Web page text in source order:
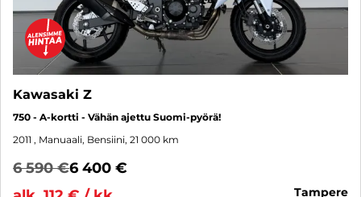
Kawasaki Z
750 - A-kortti - Vähän ajettu Suomi-pyörä!
2011 , Manuaali, Bensiini, 21 000 km
6 590 €6 400 €
tampere